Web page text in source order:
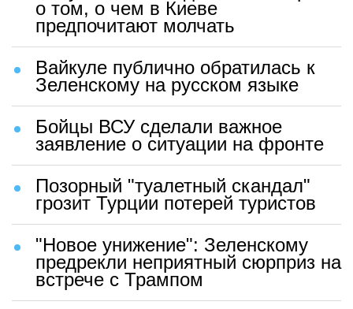
о том, о чем в Киеве
предпочитают молчать
Вайкуле публично обратилась к
Зеленскому на русском языке
Бойцы ВСУ сделали важное
заявление о ситуации на фронте
Позорный "туалетный скандал"
грозит Турции потерей туристов
"Новое унижение": Зеленскому
предрекли неприятный сюрприз на
встрече с Трампом